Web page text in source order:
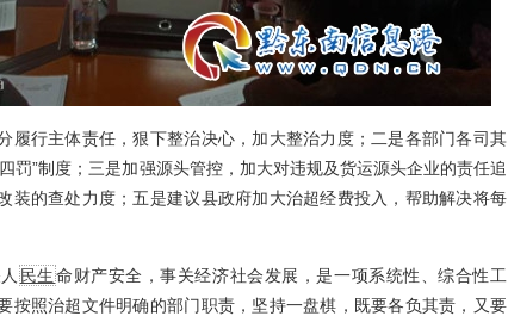
行主体责任，狠下整治决心，加大整治力度；二是各部门各司其
罚”制度；三是加强源头管控，加大对违规及货运源头企业的责任追
装的查处力度；五是建议县政府加大治超经费投入，帮助解决将每
民生命财产安全，事关经济社会发展，是一项系统性、综合性工
按照治超文件明确的部门职责，坚持一盘棋，既要各负其责，又要